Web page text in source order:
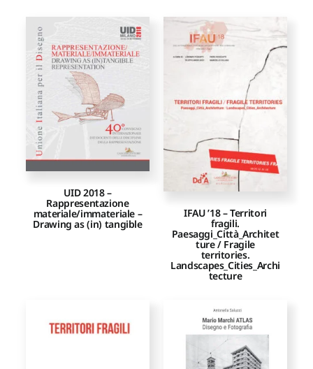
UID 2018 –
Rappresentazione
materiale/immateriale –
Drawing as (in) tangible
IFAU ’18 – Territori
fragili.
Paesaggi_Città_Architet
ture / Fragile
territories.
Landscapes_Cities_Archi
tecture